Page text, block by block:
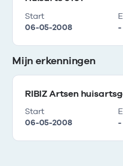
Start
06-05-2008
-
Mijn erkenningen
RIBIZ Artsen
Start
06-05-2008
-